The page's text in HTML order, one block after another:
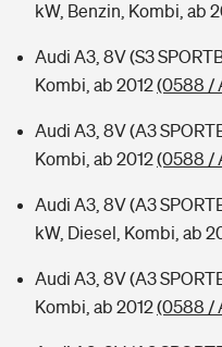
kW, Benzin, Kombi, ab
Audi A3, 8V (S3
Kombi, ab 2012(0588 /
Audi A3, 8V (A3
Kombi, ab 2012(0588 /
Audi A3, 8V (A3
kW, Diesel, Kombi, ab
Audi A3, 8V (A3
Kombi, ab 2012(0588 /